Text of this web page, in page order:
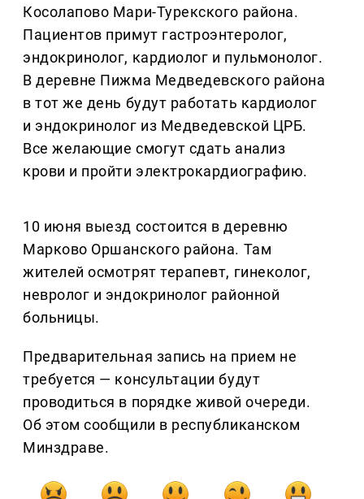
Косолапово Мари-Турекского района.
Пациентов примут гастроэнтеролог,
эндокринолог, кардиолог и пульмонолог.
В деревне Пижма Медведевского района
в тот же день будут работать кардиолог
и эндокринолог из Медведевской ЦРБ.
Все желающие смогут сдать анализ
крови и пройти электрокардиографию.
10 июня выезд состоится в деревню
Марково Оршанского района. Там
жителей осмотрят терапевт, гинеколог,
невролог и эндокринолог районной
больницы.
Предварительная запись на прием не
требуется — консультации будут
проводиться в порядке живой очереди.
Об этом сообщили в республиканском
Минздраве.